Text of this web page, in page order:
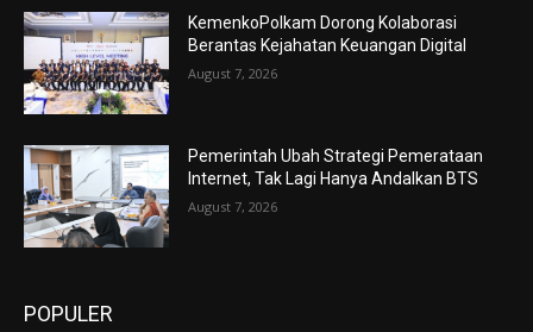
KemenkoPolkam Dorong Kolaborasi
Berantas Kejahatan Keuangan Digital
August 7, 2026
Pemerintah Ubah Strategi Pemerataan
Internet, Tak Lagi Hanya Andalkan BTS
August 7, 2026
POPULER